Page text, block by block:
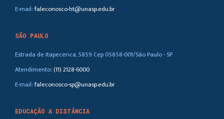
E-mail:faleconosco-ht@unasp.edu.br
SÃO PAULO
Estrada de Itapecerica, 5859 Cep 05858-001/São Paulo - SP
Atendimento:(11) 2128-6000
E-mail:faleconosco-sp@unasp.edu.br
EDUCAÇÃO A DISTÂNCIA